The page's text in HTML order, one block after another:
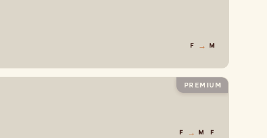
F → M
PREMIUM
F → M F